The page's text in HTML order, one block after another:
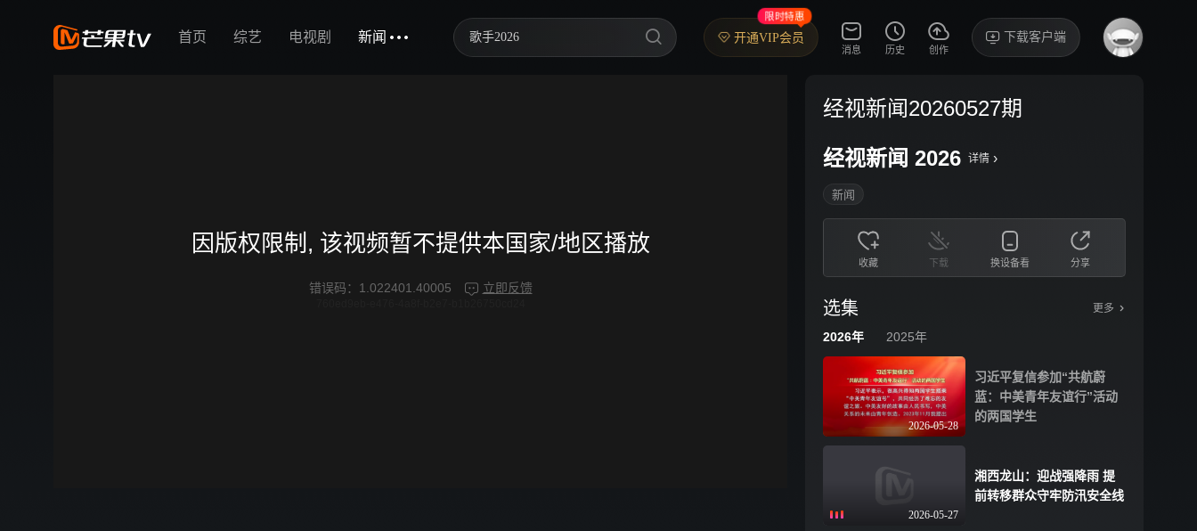
首页 综艺 电视剧 新闻 歌手2026
妻子的浪漫旅行2026
开通VIP会员
限时特惠
消息 历史 创作
下载客户端
因版权限制, 该视频暂不提供本国家/地区播放
错误码： 1.022401.40005 立即反馈
经视新闻20260527期
经视新闻 2026 详情 ›
新闻
收藏 下载 换设备看 分享
选集 更多
2026年 2025年
2026-05-28
习近平复信参加“共航蔚
蓝：中美青年友谊行”活动
的两国学生
2026-05-27
湘西龙山：迎战强降雨 提
前转移群众守牢防汛安全线